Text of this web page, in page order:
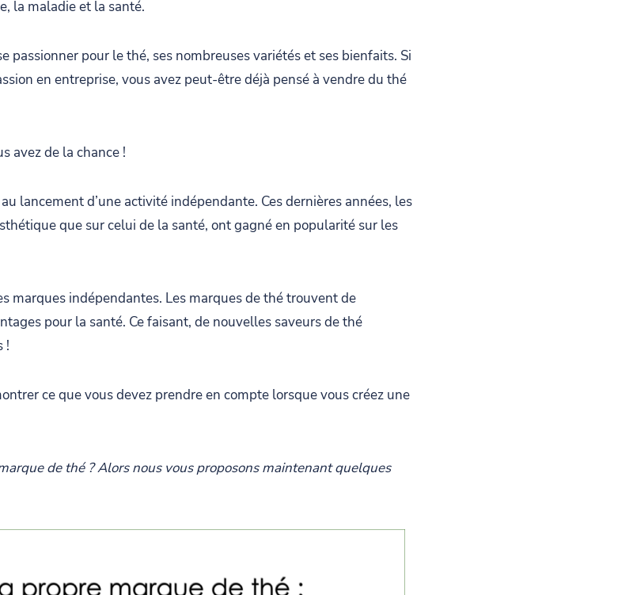
la maladie et la santé.
passionner pour le thé, ses nombreuses variétés et ses bienfaits. Si
en entreprise, vous avez peut-être déjà pensé à vendre du thé
avez de la chance !
lancement d’une activité indépendante. Ces dernières années, les
que sur celui de la santé, ont gagné en popularité sur les
marques indépendantes. Les marques de thé trouvent de
pour la santé. Ce faisant, de nouvelles saveurs de thé
!
ce que vous devez prendre en compte lorsque vous créez une
de thé ? Alors nous vous proposons maintenant quelques